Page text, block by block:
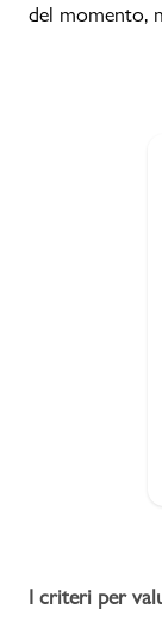
del momento,
I criteri per